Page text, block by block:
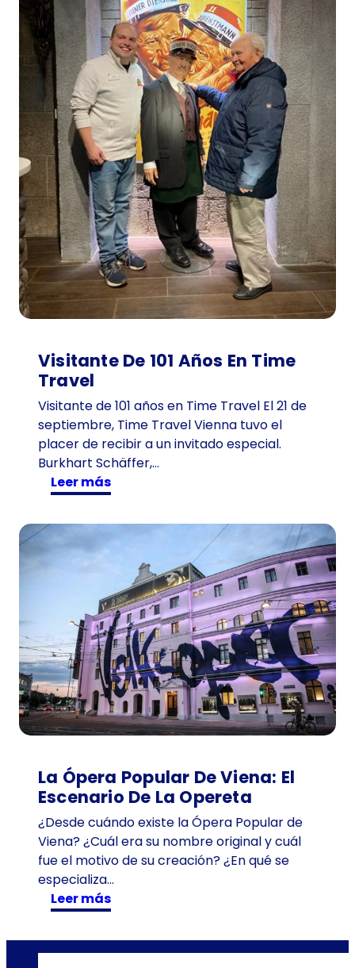
Visitante De 101 Años En Time
Travel
Visitante de 101 años en Time Travel El 21 de
septiembre, Time Travel Vienna tuvo el
placer de recibir a un invitado especial.
Burkhart Schäffer,…
Leer más:
V
i
s
a
n
t
e
d
e
1
0
ñ
o
s
e
n
T
i
e
T
La Ópera Popular De Viena: El
Escenario De La Opereta
¿Desde cuándo existe la Ópera Popular de
Viena? ¿Cuál era su nombre original y cuál
fue el motivo de su creación? ¿En qué se
especializa…
Leer más:
L
a
Ó